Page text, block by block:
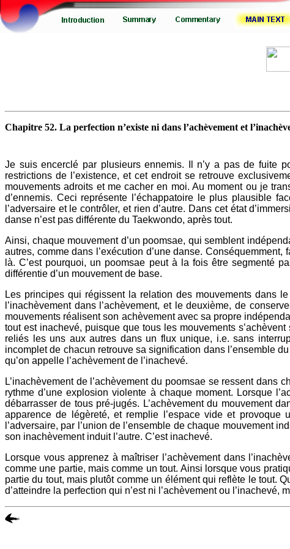
Chapitre 52. La perfection n’existe ni dans l’achèvement et
Je suis encerclé par plusieurs ennemis. Il n’y a pas de fuite
restrictions de l’existence, et cet endroit se retrouve
mouvements adroits et me cacher en moi. Au moment ou je
d’ennemis. Ceci représente l’échappatoire le plus plausible
l’adversaire et le contrôler, et rien d’autre. Dans cet état
danse n’est pas différente du Taekwondo, après tout.
Ainsi, chaque mouvement d’un poomsae, qui semblent
autres, comme dans l’exécution d’une danse.
là. C’est pourquoi, un poomsae peut à la fois être segmenté
différentie d’un mouvement de base.
Les principes qui régissent la relation des mouvements dans
l’inachèvement dans l’achèvement, et le deuxième, de
mouvements réalisent son achèvement avec sa propre
tout est inachevé, puisque que tous les mouvements
reliés les uns aux autres dans un flux unique, i.e. sans
incomplet de chacun retrouve sa signification dans l’ensemble
qu’on appelle l’achèvement de l’inachevé.
L’inachèvement de l’achèvement du poomsae se ressent
rythme d’une explosion violente à chaque moment. Lorsque
débarrasser de tous pré-jugés. L’achèvement du mouvement
apparence de légèreté, et remplie l’espace vide et
l’adversaire, par l’union de l’ensemble de chaque mouvement
son inachèvement induit l’autre. C’est inachevé.
Lorsque vous apprenez à maîtriser l’achèvement dans
comme une partie, mais comme un tout. Ainsi lorsque vous
partie du tout, mais plutôt comme un élément qui reflète le tout.
d’atteindre la perfection qui n’est ni l’achèvement ou l’inachevé,